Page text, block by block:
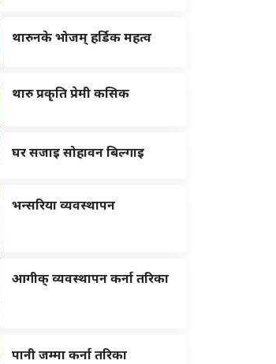
थारुनके भोजम् हर्डिक महत्व
थारु प्रकृति प्रेमी कसिक
घर सजाइ सोहावन बिल्गाइ
भन्सरिया व्यवस्थापन
आगीक् व्यवस्थापन कर्ना तरिका
पानी जम्मा कर्ना तरिका